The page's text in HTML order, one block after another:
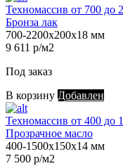
Техномассив от 700
Бронза лак
700-2200х200х18 мм
9 611 р/м2
Под заказ
В корзину Добавлен
Техномассив от 400 до
Прозрачное масло
400-1500х150х14 мм
7 500 р/м2